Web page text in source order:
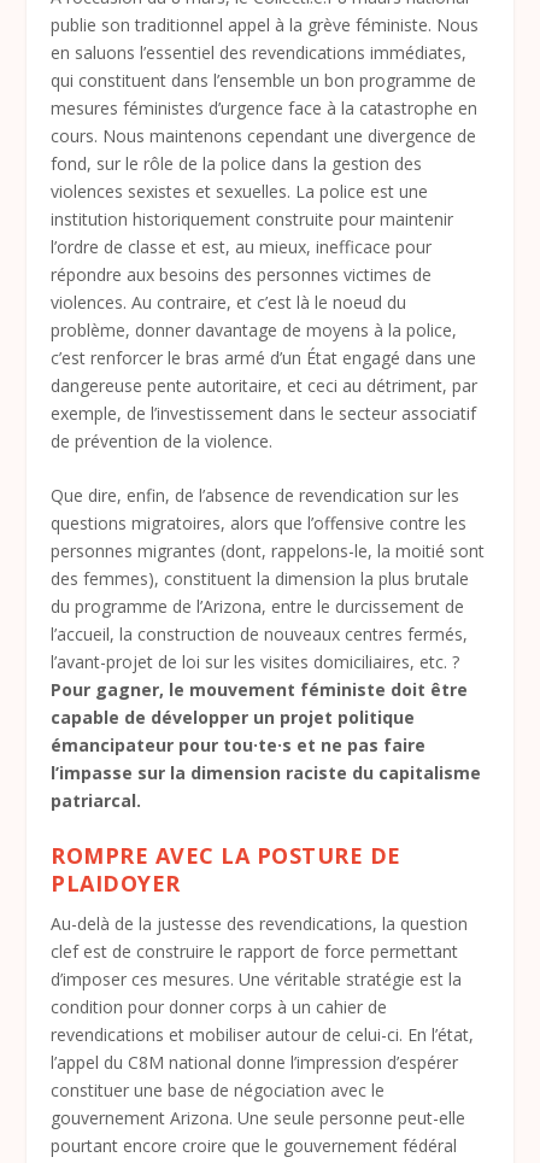
publie son traditionnel appel à la grève féministe. Nous
en saluons l’essentiel des revendications immédiates,
qui constituent dans l’ensemble un bon programme de
mesures féministes d’urgence face à la catastrophe en
cours. Nous maintenons cependant une divergence de
fond, sur le rôle de la police dans la gestion des
violences sexistes et sexuelles. La police est une
institution historiquement construite pour maintenir
l’ordre de classe et est, au mieux, inefficace pour
répondre aux besoins des personnes victimes de
violences. Au contraire, et c’est là le noeud du
problème, donner davantage de moyens à la police,
c’est renforcer le bras armé d’un État engagé dans une
dangereuse pente autoritaire, et ceci au détriment, par
exemple, de l’investissement dans le secteur associatif
de prévention de la violence.
Que dire, enfin, de l’absence de revendication sur les
questions migratoires, alors que l’offensive contre les
personnes migrantes (dont, rappelons-le, la moitié sont
des femmes), constituent la dimension la plus brutale
du programme de l’Arizona, entre le durcissement de
l’accueil, la construction de nouveaux centres fermés,
l’avant-projet de loi sur les visites domiciliaires, etc. ?
Pour gagner, le mouvement féministe doit être
capable de développer un projet politique
émancipateur pour tou·te·s et ne pas faire
l’impasse sur la dimension raciste du capitalisme
patriarcal.
ROMPRE AVEC LA POSTURE DE
PLAIDOYER
Au-delà de la justesse des revendications, la question
clef est de construire le rapport de force permettant
d’imposer ces mesures. Une véritable stratégie est la
condition pour donner corps à un cahier de
revendications et mobiliser autour de celui-ci. En l’état,
l’appel du C8M national donne l’impression d’espérer
constituer une base de négociation avec le
gouvernement Arizona. Une seule personne peut-elle
pourtant encore croire que le gouvernement fédéral